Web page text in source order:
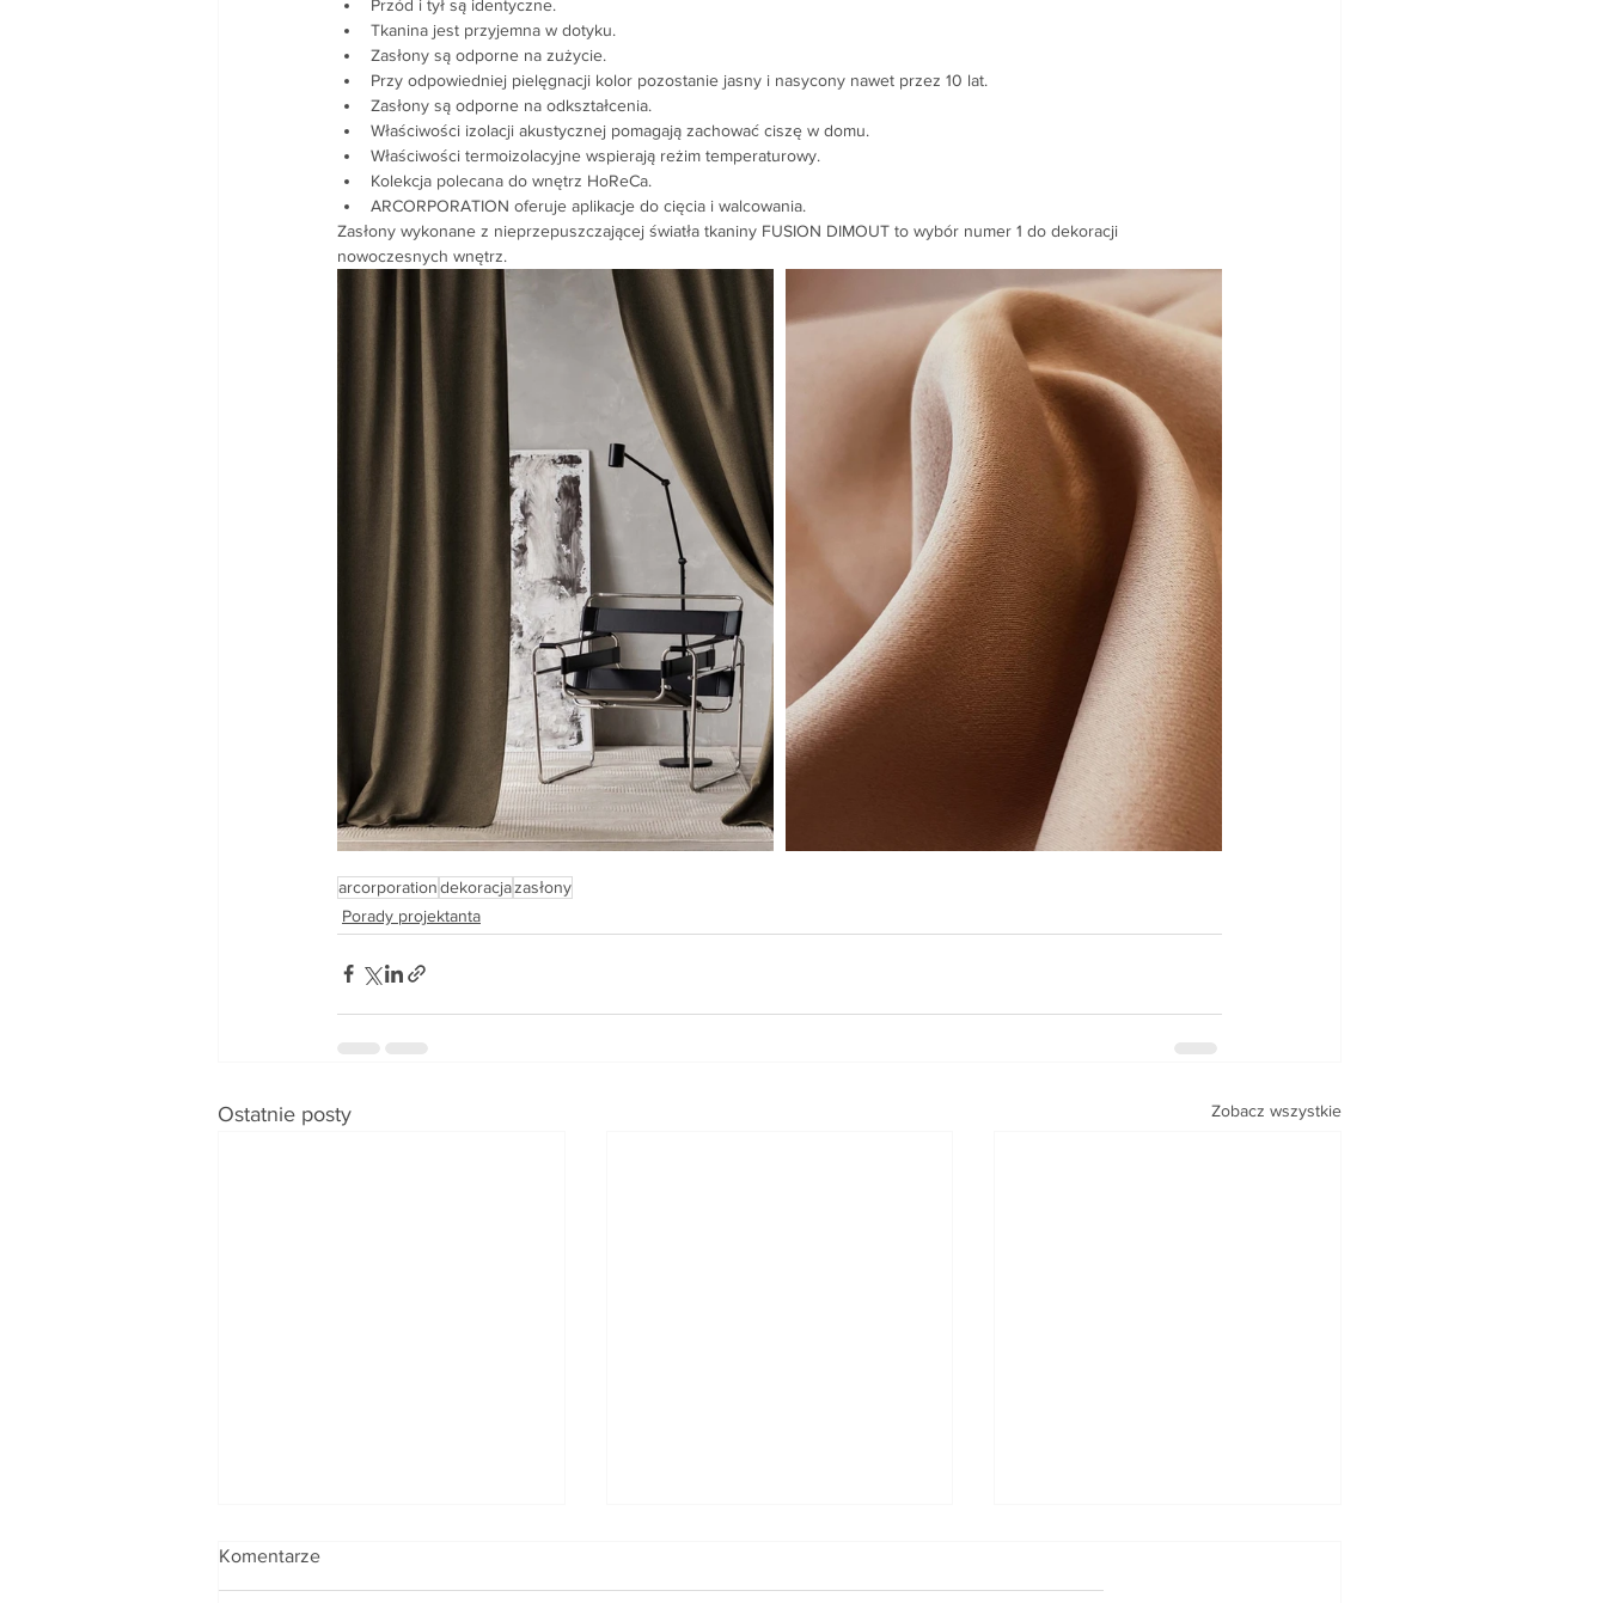
Przód i tył są identyczne.
Tkanina jest przyjemna w dotyku.
Zasłony są odporne na zużycie.
Przy odpowiedniej pielęgnacji kolor pozostanie jasny i nasycony nawet przez 10 lat.
Zasłony są odporne na odkształcenia.
Właściwości izolacji akustycznej pomagają zachować ciszę w domu.
Właściwości termoizolacyjne wspierają reżim temperaturowy.
Kolekcja polecana do wnętrz HoReCa.
ARCORPORATION oferuje aplikacje do cięcia i walcowania.
Zasłony wykonane z nieprzepuszczającej światła tkaniny FUSION DIMOUT to wybór numer 1 do dekoracji
nowoczesnych wnętrz.
arcorporationdekoracjazasłony
Porady projektanta
Ostatnie posty Zobacz wszystkie
Komentarze